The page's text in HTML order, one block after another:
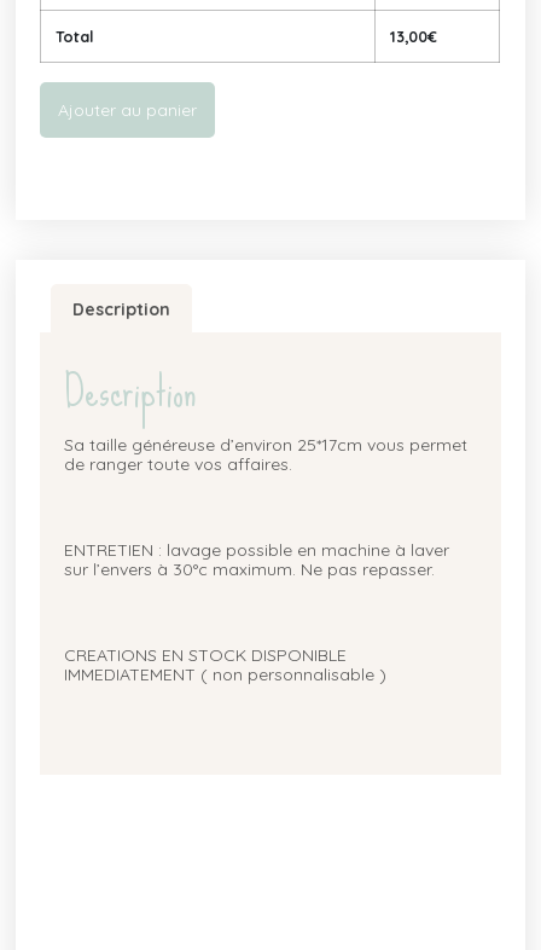
Total 13,00€
Ajouter au panier
Description
Description
Sa taille généreuse d’environ 25*17cm vous permet
de ranger toute vos affaires.
ENTRETIEN : lavage possible en machine à laver
sur l’envers à 30°c maximum. Ne pas repasser.
CREATIONS EN STOCK DISPONIBLE
IMMEDIATEMENT ( non personnalisable )